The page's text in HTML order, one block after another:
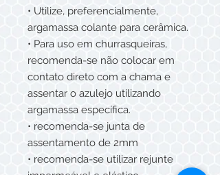
• Utilize, preferencialmente,
argamassa colante para cerâmica.
• Para uso em churrasqueiras,
recomenda-se não colocar em
contato direto com a chama e
assentar o azulejo utilizando
argamassa específica.
• recomenda-se junta de
assentamento de 2mm
• recomenda-se utilizar rejunte